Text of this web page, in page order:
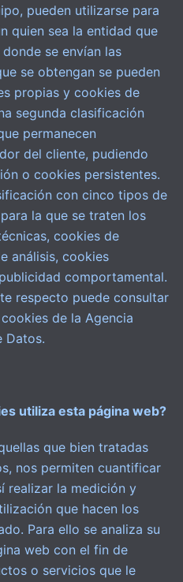
pueden utilizarse para
quien sea la entidad que
se envían las
se obtengan se pueden
propias y cookies de
segunda clasificación
permanecen
del cliente, pudiendo
o cookies persistentes.
con cinco tipos de
la que se traten los
cookies de
análisis, cookies
comportamental.
respecto puede consultar
de la Agencia
Datos.
utiliza esta página web?
que bien tratadas
nos permiten cuantificar
realizar la medición y
que hacen los
Para ello se analiza su
web con el fin de
o servicios que le